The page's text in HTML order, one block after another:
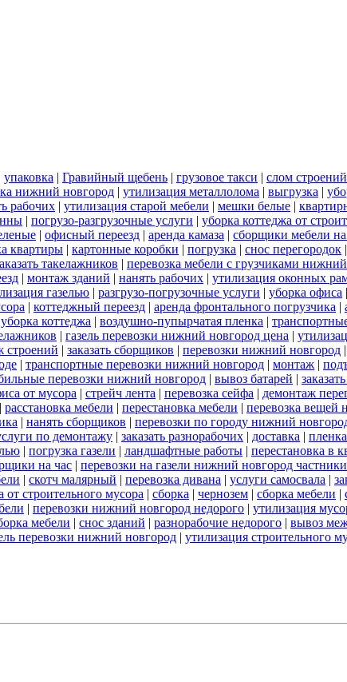
упаковка | Гравийный щебень | грузовое такси | слом строений
нижний новгород | утилизация металлолома | выгрузка |
рабочих | утилизация старой мебели | мешки белые |
| погрузо-разгрузочные услуги | уборка коттеджа от
| офисный переезд | аренда камаза | сборщики мебели на
квартиры | картонные коробки | погрузка | снос перегородок |
такелажников | перевозка мебели с грузчиками
| монтаж зданий | нанять рабочих | утилизация оконных
газелью | разгрузо-погрузочные услуги | уборка офиса |
| коттеджный переезд | аренда фронтального погрузчика |
уборка коттеджа | воздушно-пупырчатая пленка |
| газель перевозки нижний новгород цена |
строений | заказать сборщиков | перевозки нижний новгород |
| транспортные перевозки нижний новгород | монтаж |
перевозки нижний новгород | вывоз батарей |
от мусора | стрейч лента | перевозка сейфа | демонтаж
| расстановка мебели | перестановка мебели | перевозка вещей
| нанять сборщиков | перевозки по городу нижний
по демонтажу | заказать разнорабочих | доставка | пленка
| погрузка газели | ландшафтные работы | перестановка в
на час | перевозки на газели нижний новгород частники
| скотч малярный | перевозка дивана | услуги самосвала |
от строительного мусора | сборка | чернозем | сборка мебели |
| перевозки нижний новгород недорого | утилизация
мебели | снос зданий | разнорабочие недорого | вывоз
перевозки нижний новгород | утилизация строительного